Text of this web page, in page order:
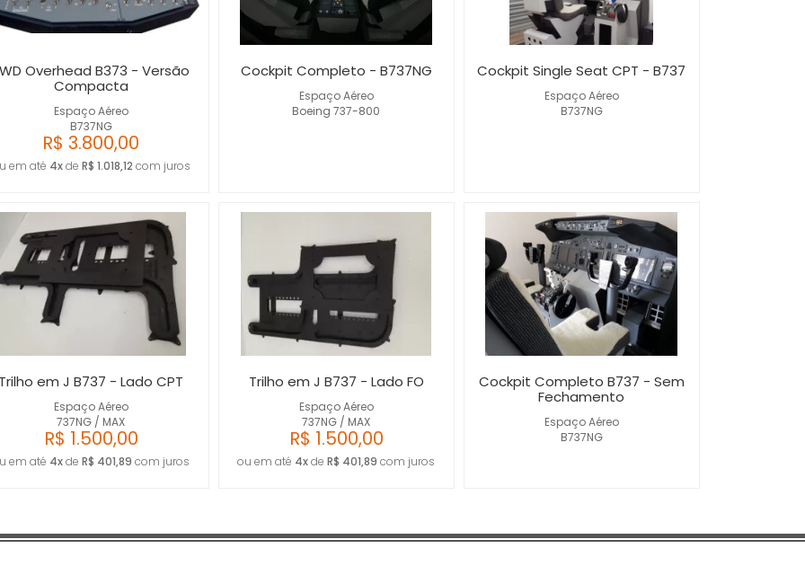
Espaço Aéreo
B737NG
Overhead B373 - Versão
Compacta
R$ 3.800,00
em até 4xde R$ 1.018,12 com juros
Espaço Aéreo
Boeing 737-800
Cockpit Completo - B737NG
Espaço Aéreo
B737NG
Cockpit Single Seat CPT - B737
Espaço Aéreo
737NG / MAX
em J B737 - Lado CPT
R$ 1.500,00
em até 4xde R$ 401,89 com juros
Espaço Aéreo
737NG / MAX
Trilho em J B737 - Lado FO
R$ 1.500,00
ou em até 4xde R$ 401,89 com juros
Espaço Aéreo
B737NG
Cockpit Completo B737 - Sem
Fechamento